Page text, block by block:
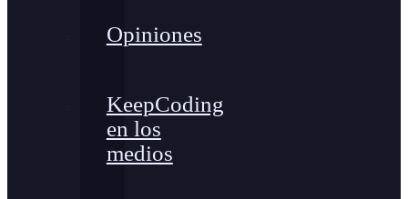
Opiniones
KeepCoding
en los
medios